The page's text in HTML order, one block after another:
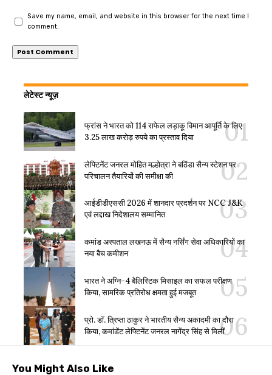
Save my name, email, and website in this browser for the next time I
comment.
लेटेस्ट न्यूज़
फ्रांस ने भारत को 114 राफेल लड़ाकू विमान आपूर्ति के लिए
3.25 लाख करोड़ रुपये का प्रस्ताव दिया
लेफ्टिनेंट जनरल मोहित मल्होत्रा ने बठिंडा सैन्य स्टेशन पर
परिचालन तैयारियों की समीक्षा की
आईडीडीएससी 2026 में शानदार प्रदर्शन पर NCC J&K
एवं लद्दाख निदेशालय सम्मानित
कमांड अस्पताल लखनऊ में सैन्य नर्सिंग सेवा अधिकारियों का
नया बैच कमीशन
भारत ने अग्नि-4 बैलिस्टिक मिसाइल का सफल परीक्षण
किया, सामरिक प्रतिरोध क्षमता हुई मजबूत
प्रो. डॉ. त्रिप्ता ठाकुर ने भारतीय सैन्य अकादमी का दौरा
किया, कमांडेंट लेफ्टिनेंट जनरल नागेंद्र सिंह से मिलीं
You Might Also Like